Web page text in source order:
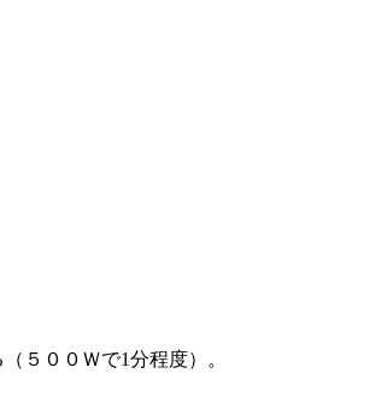
５００Ｗで1分程度）。